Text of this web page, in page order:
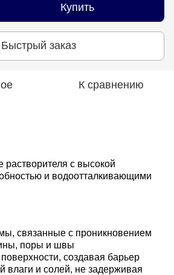
Купить
Быстрый заказ
К сравнению
растворителя с высокой
и водоотталкивающими
связанные с проникновением
поры и швы
создавая барьер
влаги и солей, не задерживая